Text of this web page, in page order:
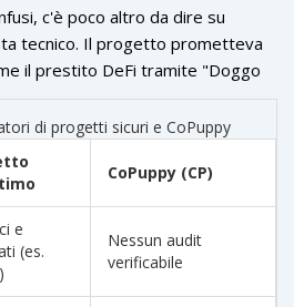
c'è poco altro da dire su
tecnico. Il progetto prometteva
il prestito DeFi tramite "Doggo
di carte NFT (Genesis Card, Share
di queste funzioni sembra
di progetti sicuri e CoPuppy
CoPuppy (CP)
e
(es.
Nessun audit
verificabile